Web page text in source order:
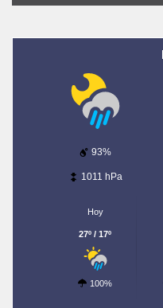
93%
1011 hPa
Hoy
27º / 17º
100%